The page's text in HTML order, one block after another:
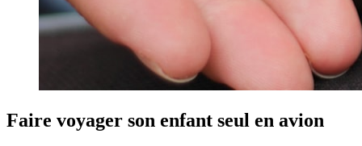
Faire voyager son enfant seul en avion